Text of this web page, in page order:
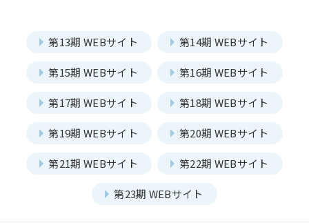
第13期 WEBサイト 第14期 WEBサイト
第15期 WEBサイト 第16期 WEBサイト
第17期 WEBサイト 第18期 WEBサイト
第19期 WEBサイト 第20期 WEBサイト
第21期 WEBサイト 第22期 WEBサイト
第23期 WEBサイト